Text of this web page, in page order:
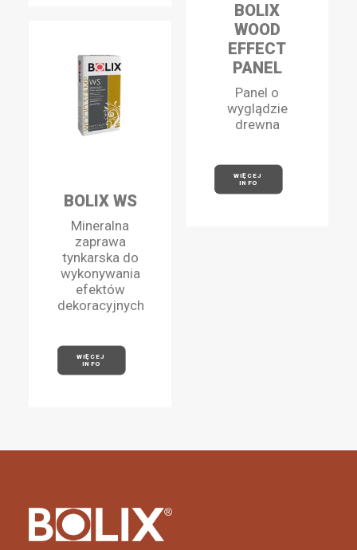
BOLIX
WOOD
EFFECT
PANEL
Panel o
wyglądzie
drewna
WIĘCEJ
INFO
BOLIX WS
Mineralna
zaprawa
tynkarska do
wykonywania
efektów
dekoracyjnych
WIĘCEJ
INFO